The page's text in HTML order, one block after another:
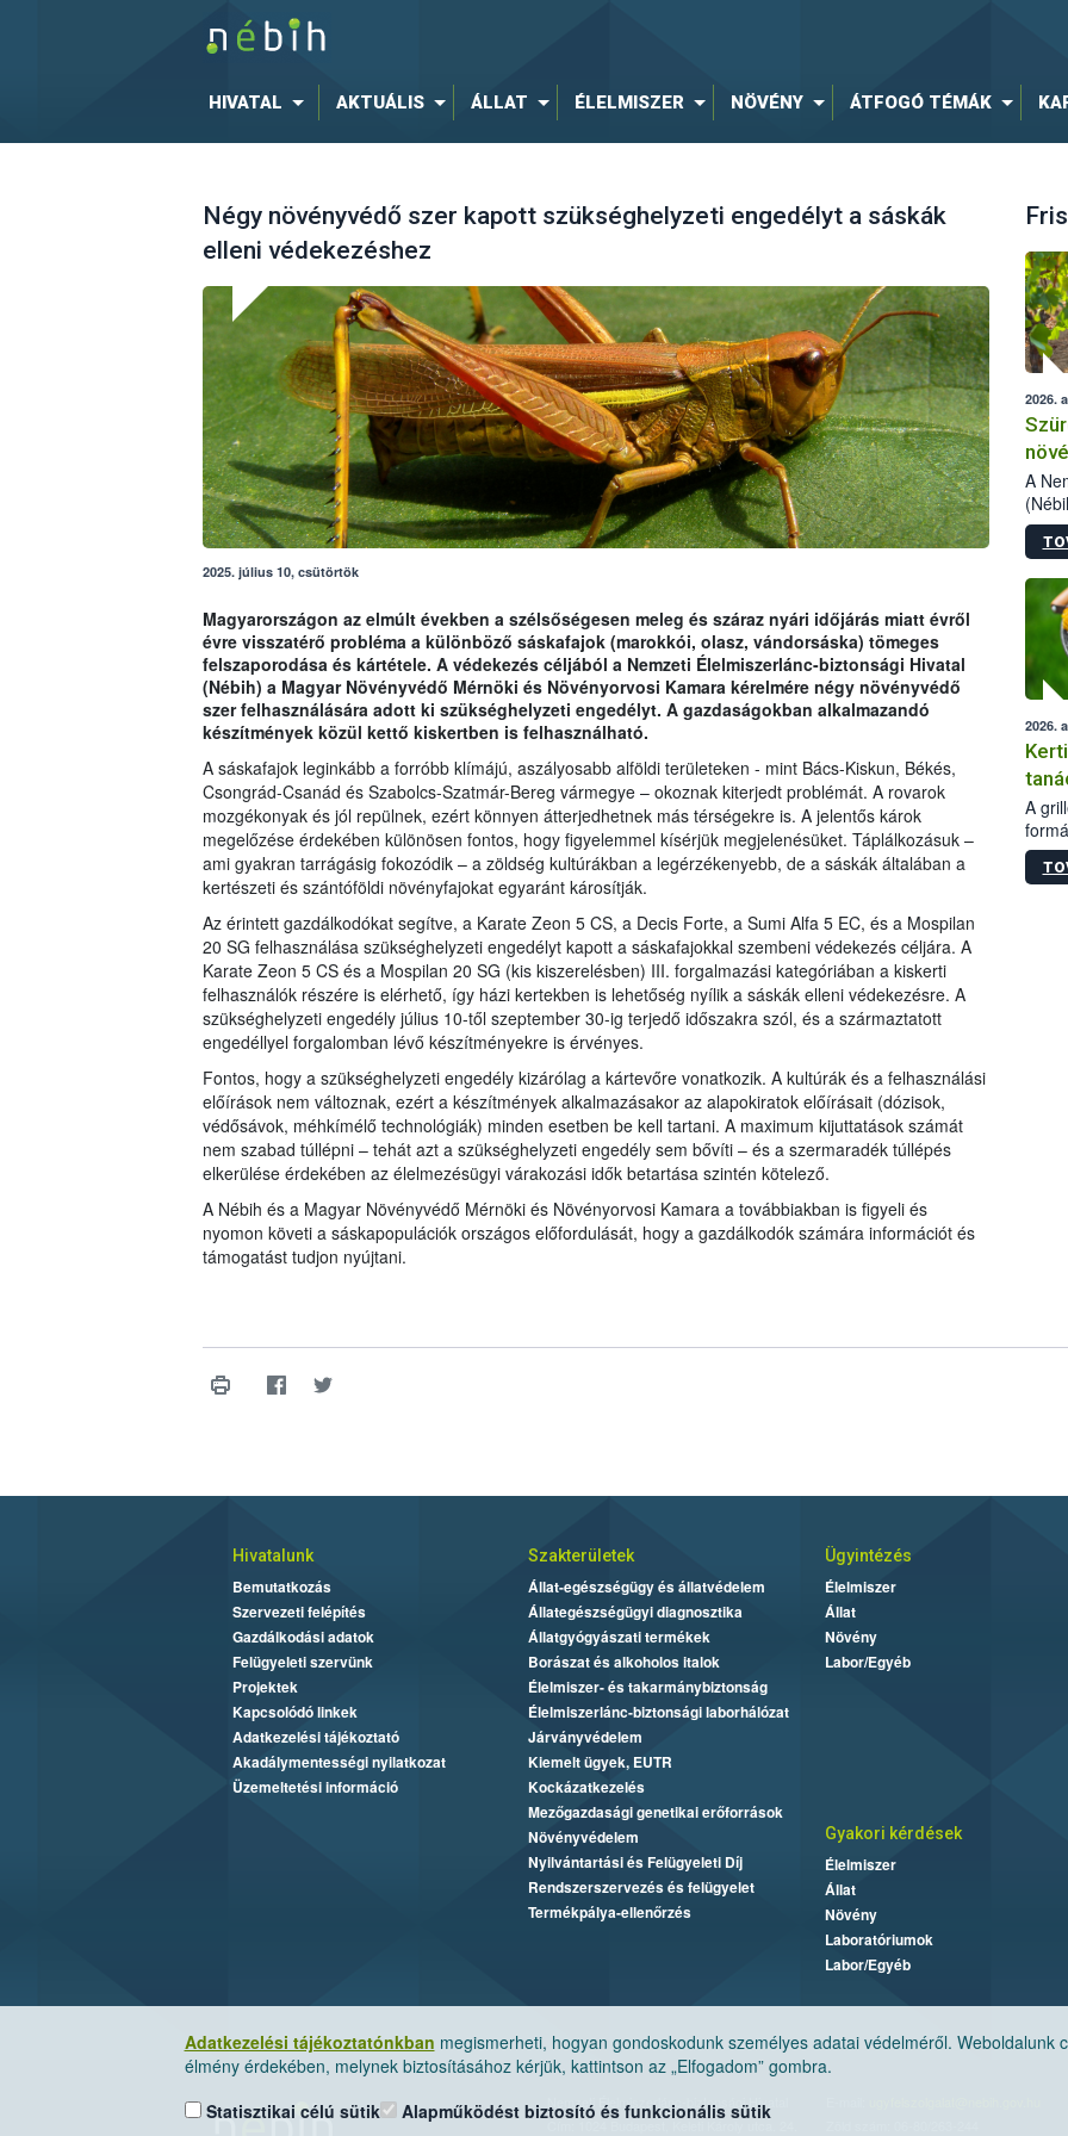
HIVATAL AKTUÁLIS ÁLLAT ÉLELMISZER NÖVÉNY ÁTFOGÓ TÉMÁK
Négy növényvédő szer kapott szükséghelyzeti engedélyt a sáskák
elleni védekezéshez
2025. július 10, csütörtök
Magyarországon az elmúlt években a szélsőségesen meleg és száraz nyári időjárás miatt évről
évre visszatérő probléma a különböző sáskafajok (marokkói, olasz, vándorsáska) tömeges
felszaporodása és kártétele. A védekezés céljából a Nemzeti Élelmiszerlánc-biztonsági Hivatal
(Nébih) a Magyar Növényvédő Mérnöki és Növényorvosi Kamara kérelmére négy növényvédő
szer felhasználására adott ki szükséghelyzeti engedélyt. A gazdaságokban alkalmazandó
készítmények közül kettő kiskertben is felhasználható.
A sáskafajok leginkább a forróbb klímájú, aszályosabb alföldi területeken - mint Bács-Kiskun, Békés,
Csongrád-Csanád és Szabolcs-Szatmár-Bereg vármegye – okoznak kiterjedt problémát. A rovarok
mozgékonyak és jól repülnek, ezért könnyen átterjedhetnek más térségekre is. A jelentős károk
megelőzése érdekében különösen fontos, hogy figyelemmel kísérjük megjelenésüket. Táplálkozásuk –
ami gyakran tarrágásig fokozódik – a zöldség kultúrákban a legérzékenyebb, de a sáskák általában a
kertészeti és szántóföldi növényfajokat egyaránt károsítják.
Az érintett gazdálkodókat segítve, a Karate Zeon 5 CS, a Decis Forte, a Sumi Alfa 5 EC, és a Mospilan
20 SG felhasználása szükséghelyzeti engedélyt kapott a sáskafajokkal szembeni védekezés céljára. A
Karate Zeon 5 CS és a Mospilan 20 SG (kis kiszerelésben) III. forgalmazási kategóriában a kiskerti
felhasználók részére is elérhető, így házi kertekben is lehetőség nyílik a sáskák elleni védekezésre. A
szükséghelyzeti engedély július 10-től szeptember 30-ig terjedő időszakra szól, és a származtatott
engedéllyel forgalomban lévő készítményekre is érvényes.
Fontos, hogy a szükséghelyzeti engedély kizárólag a kártevőre vonatkozik. A kultúrák és a felhasználási
előírások nem változnak, ezért a készítmények alkalmazásakor az alapokiratok előírásait (dózisok,
védősávok, méhkímélő technológiák) minden esetben be kell tartani. A maximum kijuttatások számát
nem szabad túllépni – tehát azt a szükséghelyzeti engedély sem bővíti – és a szermaradék túllépés
elkerülése érdekében az élelmezésügyi várakozási idők betartása szintén kötelező.
A Nébih és a Magyar Növényvédő Mérnöki és Növényorvosi Kamara a továbbiakban is figyeli és
nyomon követi a sáskapopulációk országos előfordulását, hogy a gazdálkodók számára információt és
támogatást tudjon nyújtani.
2026.
A
Az
2026.
A
Adatkezelési tájékoztatónkban megismerheti, hogyan gondoskodunk személyes adatai védelméről. Weboldalunk
élmény érdekében, melynek biztosításához kérjük, kattintson az „Elfogadom” gombra.
Statisztikai célú sütik
Alapműködést biztosító és funkcionális sütik
Hivatalunk
Bemutatkozás
Szervezeti felépítés
Gazdálkodási adatok
Felügyeleti szervünk
Projektek
Kapcsolódó linkek
Adatkezelési tájékoztató
Akadálymentességi nyilatkozat
Üzemeltetési információ
Szakterületek
Állat-egészségügy és állatvédelem
Állategészségügyi diagnosztika
Állatgyógyászati termékek
Borászat és alkoholos italok
Élelmiszer- és takarmánybiztonság
Élelmiszerlánc-biztonsági laborhálózat
Járványvédelem
Kiemelt ügyek, EUTR
Kockázatkezelés
Mezőgazdasági genetikai erőforrások
Növényvédelem
Nyilvántartási és Felügyeleti Díj
Rendszerszervezés és felügyelet
Termékpálya-ellenőrzés
Ügyintézés
Élelmiszer
Állat
Növény
Labor/Egyéb
Gyakori kérdések
Élelmiszer
Állat
Növény
Laboratóriumok
Labor/Egyéb
Nemzeti Élelmiszerlánc-biztonsági Hivatal